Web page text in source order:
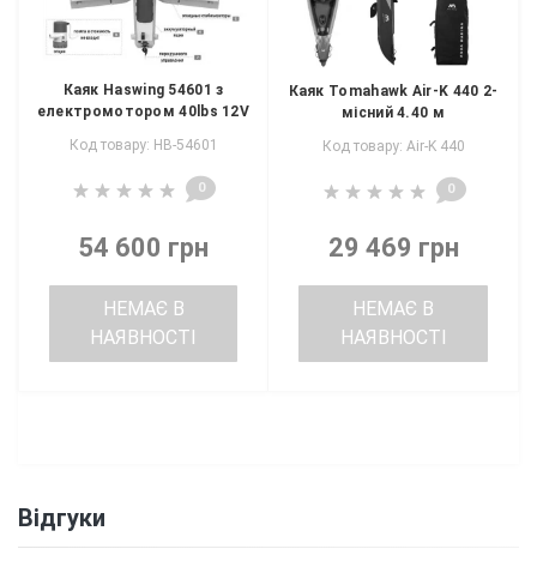
Каяк Haswing 54601 з
електромотором 40lbs 12V
Код товару: HB-54601
0
54 600 грн
НЕМАЄ В
НАЯВНОСТІ
Каяк Tomahawk Air-K 440 2-
місний 4.40 м
Код товару: Air-K 440
0
29 469 грн
НЕМАЄ В
НАЯВНОСТІ
Відгуки